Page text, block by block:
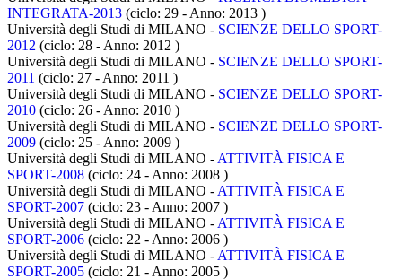
INTEGRATA-2013 (ciclo: 29 - Anno: 2013 )
Università degli Studi di MILANO - SCIENZE DELLO SPORT-
2012 (ciclo: 28 - Anno: 2012 )
Università degli Studi di MILANO - SCIENZE DELLO SPORT-
2011 (ciclo: 27 - Anno: 2011 )
Università degli Studi di MILANO - SCIENZE DELLO SPORT-
2010 (ciclo: 26 - Anno: 2010 )
Università degli Studi di MILANO - SCIENZE DELLO SPORT-
2009 (ciclo: 25 - Anno: 2009 )
Università degli Studi di MILANO - ATTIVITÀ FISICA E
SPORT-2008 (ciclo: 24 - Anno: 2008 )
Università degli Studi di MILANO - ATTIVITÀ FISICA E
SPORT-2007 (ciclo: 23 - Anno: 2007 )
Università degli Studi di MILANO - ATTIVITÀ FISICA E
SPORT-2006 (ciclo: 22 - Anno: 2006 )
Università degli Studi di MILANO - ATTIVITÀ FISICA E
SPORT-2005 (ciclo: 21 - Anno: 2005 )